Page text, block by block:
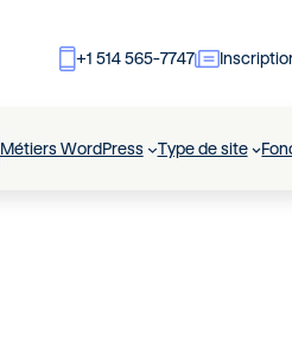
+1 514 565-7747
Métiers WordPress Type de site